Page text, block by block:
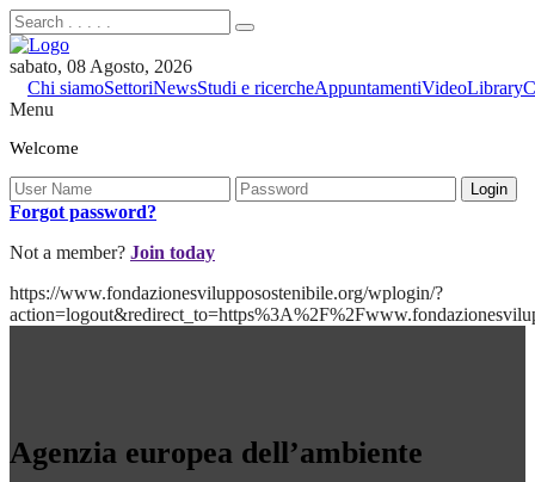
sabato, 08 Agosto, 2026
Chi siamoSettoriNewsStudi e ricercheAppuntamentiVideoLibrary
Menu
Welcome
Forgot password?
Not a member? Join today
https://www.fondazionesvilupposostenibile.org/wplogin/?
Agenzia europea dell’ambiente